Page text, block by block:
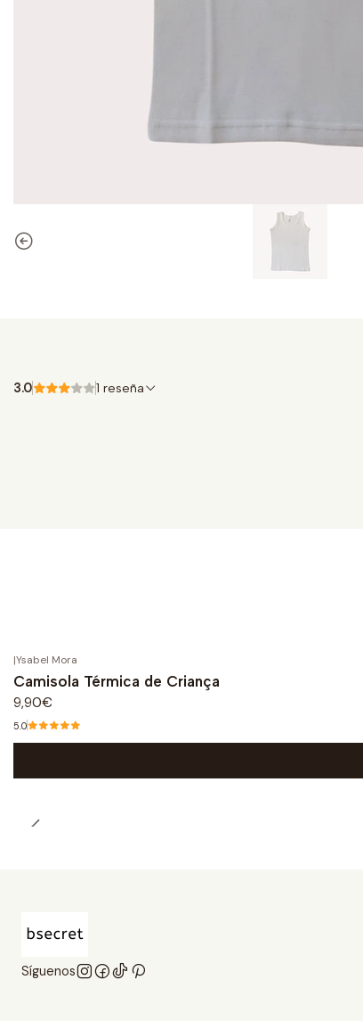
3.0 1 reseña
|Ysabel Mora
Camisola Térmica de Criança
9,90€
5.0
Síguenos